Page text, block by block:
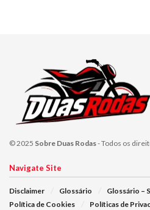
© 2025 Sobre Duas Rodas- Todos os
Navigate Site
Disclaimer Glossário Glossário –
Política de Cookies
Políticas de